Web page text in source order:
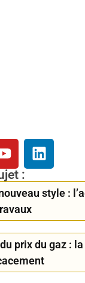
:
style :
prix du gaz :